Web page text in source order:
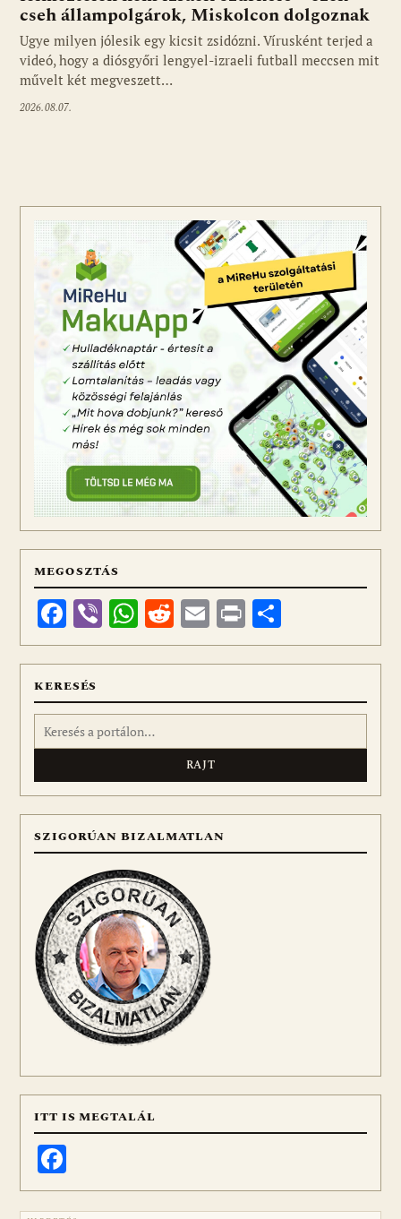
cseh állampolgárok, Miskolcon dolgoznak
Ugye milyen jólesik egy kicsit zsidózni. Vírusként terjed a
videó, hogy a diósgyőri lengyel-izraeli futball meccsen mit
művelt két megveszett…
2026.08.07.
MEGOSZTÁS
Facebook
ViberWhatsApp
Reddit
Email
Print
meg
KERESÉS
Keresés:
SZIGORÚAN BIZALMATLAN
ITT IS MEGTALÁL